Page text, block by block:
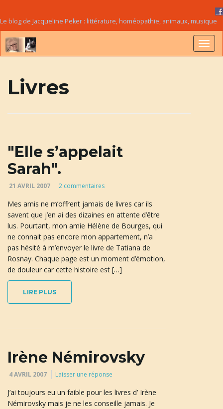
Le blog de Jacqueline Peker : littérature, homéopathie, animaux, musique
Livres
"Elle s’appelait
Sarah".
21 AVRIL 2007 2 commentaires
Mes amis ne m’offrent jamais de livres car ils
savent que j’en ai des dizaines en attente d’être
lus. Pourtant, mon amie Hélène de Bourges, qui
ne connait pas encore mon appartement, n’a
pas hésité à m’envoyer le livre de Tatiana de
Rosnay. Chaque page est un moment d’émotion,
de douleur car cette histoire est […]
LIRE PLUS
Irène Némirovsky
4 AVRIL 2007 Laisser une réponse
J’ai toujours eu un faible pour les livres d’ Irène
Némirovsky mais je ne les conseille jamais. Je